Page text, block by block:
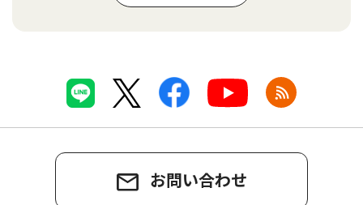
お問い合わせ